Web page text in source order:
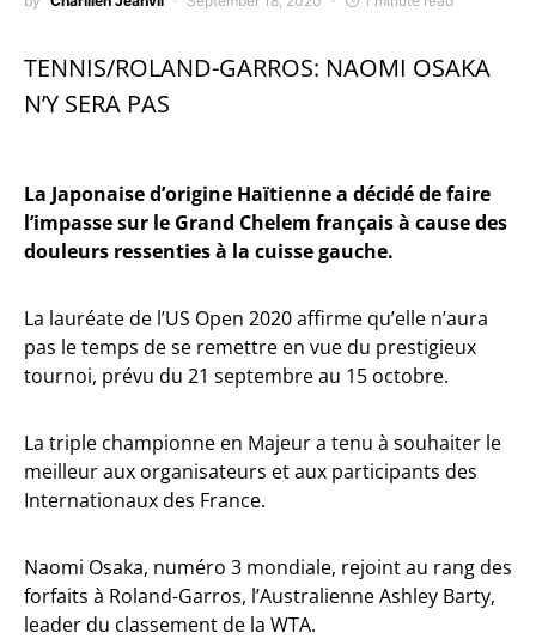
TENNIS/ROLAND-GARROS: NAOMI OSAKA
N’Y SERA PAS
La Japonaise d’origine Haïtienne a décidé de faire
l’impasse sur le Grand Chelem français à cause des
douleurs ressenties à la cuisse gauche.
La lauréate de l’US Open 2020 affirme qu’elle n’aura
pas le temps de se remettre en vue du prestigieux
tournoi, prévu du 21 septembre au 15 octobre.
La triple championne en Majeur a tenu à souhaiter le
meilleur aux organisateurs et aux participants des
Internationaux des France.
Naomi Osaka, numéro 3 mondiale, rejoint au rang des
forfaits à Roland-Garros, l’Australienne Ashley Barty,
leader du classement de la WTA.